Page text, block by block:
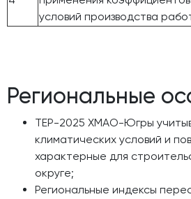
условий производства
Региональные
ТЕР-2025 ХМАО-Югры
климатических условий и
характерные для
округе;
Региональные индексы